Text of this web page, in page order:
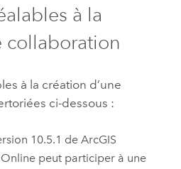
à la
collaboration
à la création d’une
ci-dessous :
10.5.1 deArcGIS
peut participer à une